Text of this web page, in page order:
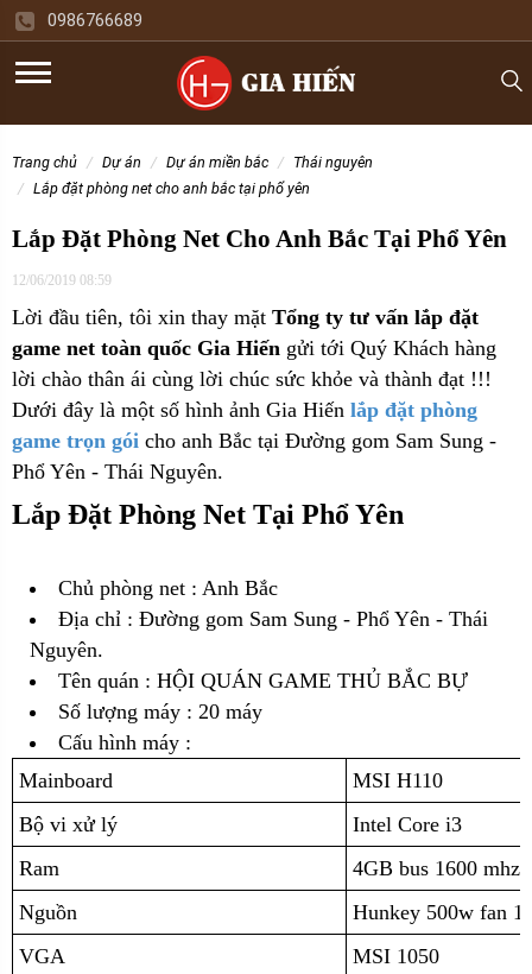
0986766689
trang chủ dự án dự án miền bắc
thái nguyên
lắp đặt phòng net cho anh bắc tại phổ yên
Lắp Đặt Phòng Net Cho Anh Bắc Tại Phổ Yên
12/06/2019 08:59
Lời đầu tiên, tôi xin thay mặt Tổng ty tư vấn lắp đặt
game net toàn quốc Gia Hiến gửi tới Quý Khách hàng
lời chào thân ái cùng lời chúc sức khỏe và thành đạt !!!
Dưới đây là một số hình ảnh Gia Hiến lắp đặt phòng
game trọn gói cho anh Bắc tại Đường gom Sam Sung -
Phổ Yên - Thái Nguyên.
Lắp Đặt Phòng Net Tại Phổ Yên
Chủ phòng net : Anh Bắc
Địa chỉ : Đường gom Sam Sung - Phổ Yên - Thái
Nguyên.
Tên quán : HỘI QUÁN GAME THỦ BẮC BỰ
Số lượng máy : 20 máy
Cấu hình máy :
Mainboard
MSI H110
Bộ vi xử lý
Intel Core i3
Ram
4GB bus 1600 mhz
Nguồn
Hunkey 500w fan
VGA
MSI 1050